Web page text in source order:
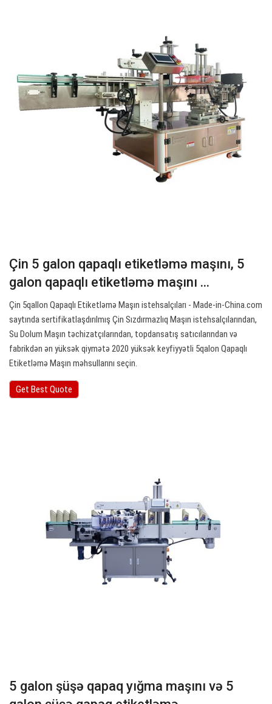
Çin 5 galon qapaqlı etiketləmə maşını, 5
galon qapaqlı etiketləmə maşını ...
Çin 5qallon Qapaqlı Etiketləmə Maşın istehsalçıları - Made-in-China.com
saytında sertifikatlaşdırılmış Çin Sızdırmazlıq Maşın istehsalçılarından,
Su Dolum Maşın təchizatçılarından, topdansatış satıcılarından və
fabrikdən ən yüksək qiymətə 2020 yüksək keyfiyyətli 5qalon Qapaqlı
Etiketləmə Maşın məhsullarını seçin.
Get Best Quote
5 galon şüşə qapaq yığma maşını və 5